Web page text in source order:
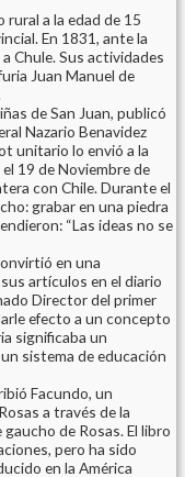
a la edad de 15
En 1831, ante la
Chule. Sus actividades
Juan Manuel de
de San Juan, publicó
Nazario Benavidez
unitario lo envió a la
19 de Noviembre de
con Chile. Durante el
grabar en una piedra
“Las ideas no se
en una
artículos en el diario
Director del primer
efecto a un concepto
significaba un
sistema de educación
Facundo, un
a través de la
de Rosas. El libro
pero ha sido
en la América